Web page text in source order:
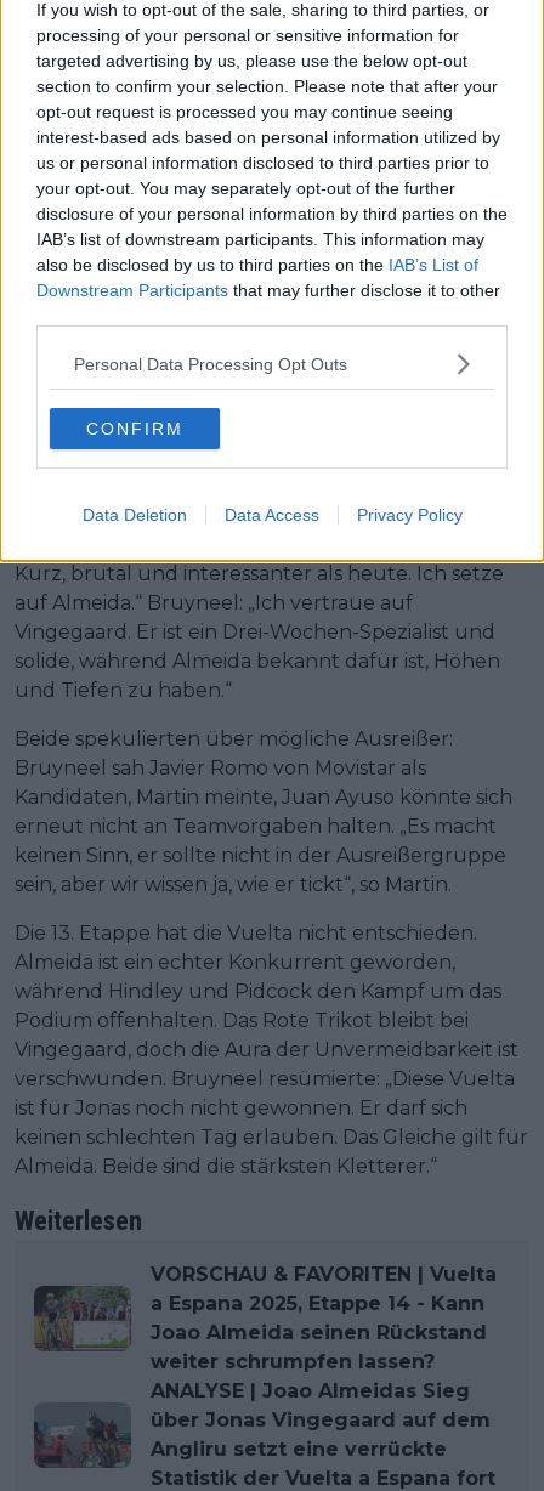
If you wish to opt-out of the sale, sharing to third parties, or
processing of your personal or sensitive information for
targeted advertising by us, please use the below opt-out
section to confirm your selection. Please note that after your
opt-out request is processed you may continue seeing
interest-based ads based on personal information utilized by
us or personal information disclosed to third parties prior to
your opt-out. You may separately opt-out of the further
disclosure of your personal information by third parties on the
IAB’s list of downstream participants. This information may
also be disclosed by us to third parties on the IAB’s List of
Downstream Participants that may further disclose it to other
Personal Data Processing Opt Outs
CONFIRM
Data Deletion Data Access Privacy Policy
„jeder beobachtet das.“
Mads Pedersen baute seine Führung im
Punktetrikot weiter aus, indem er die
Zwischensprints gewann: „Jetzt führt er mit 192 zu
122 Punkten vor Vingegaard. Es sieht sehr gut aus
für Pedersen.“ Auch das Duell um das Weiße Trikot
zwischen Pellizzari und Riccitello nahm Fahrt auf.
Pellizzari konnte auf den letzten 500 Metern Zeit
gutmachen, während Riccitello auf Platz sieben der
Gesamtwertung blieb.
Ausblick auf Etappe 14
Der Blick richtet sich auf den kommenden Tag: 136
Kilometer mit über 4.000 Höhenmetern, darunter
Powerpisten, gefolgt von sieben Kilometern mit fast
Kurz, brutal und interessanter als heute. Ich setze
auf Almeida.“ Bruyneel: „Ich vertraue auf
Vingegaard. Er ist ein Drei-Wochen-Spezialist und
solide, während Almeida bekannt dafür ist, Höhen
und Tiefen zu haben.“
Beide spekulierten über mögliche Ausreißer:
Bruyneel sah Javier Romo von Movistar als
Kandidaten, Martin meinte, Juan Ayuso könnte sich
erneut nicht an Teamvorgaben halten. „Es macht
keinen Sinn, er sollte nicht in der Ausreißergruppe
sein, aber wir wissen ja, wie er tickt“, so Martin.
Die 13. Etappe hat die Vuelta nicht entschieden.
Almeida ist ein echter Konkurrent geworden,
während Hindley und Pidcock den Kampf um das
Podium offenhalten. Das Rote Trikot bleibt bei
Vingegaard, doch die Aura der Unvermeidbarkeit ist
verschwunden. Bruyneel resümierte: „Diese Vuelta
ist für Jonas noch nicht gewonnen. Er darf sich
keinen schlechten Tag erlauben. Das Gleiche gilt für
Almeida. Beide sind die stärksten Kletterer.“
Weiterlesen
VORSCHAU & FAVORITEN | Vuelta
a Espana 2025, Etappe 14 - Kann
Joao Almeida seinen Rückstand
weiter schrumpfen lassen?
ANALYSE | Joao Almeidas Sieg
über Jonas Vingegaard auf dem
Angliru setzt eine verrückte
Statistik der Vuelta a Espana fort